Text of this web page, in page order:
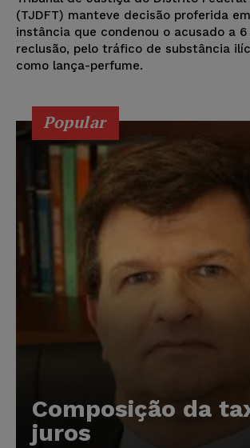
(TJDFT) manteve decisão proferida
instância que condenou o acusado a 6
reclusão, pelo tráfico de substância
como lança-perfume.
Popular
Composição da
juros